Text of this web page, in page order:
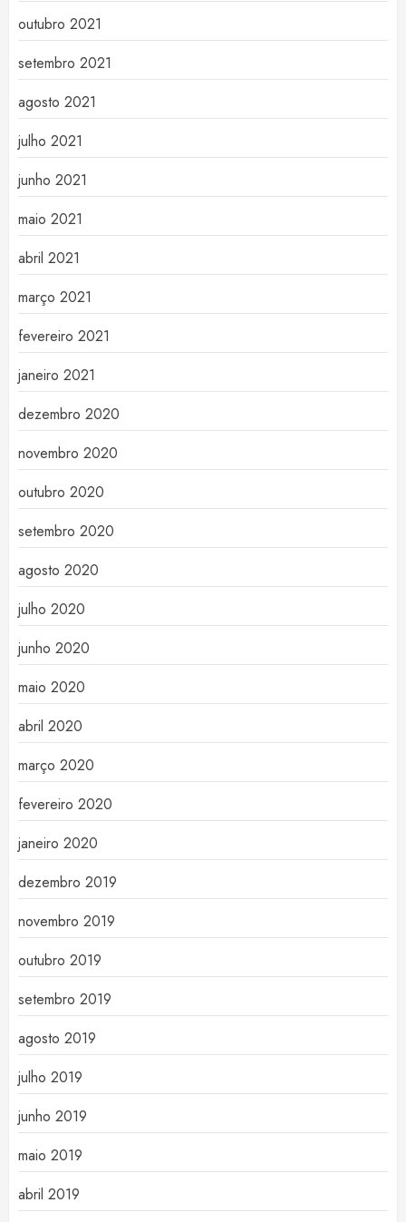
outubro 2021
setembro 2021
agosto 2021
julho 2021
junho 2021
maio 2021
abril 2021
março 2021
fevereiro 2021
janeiro 2021
dezembro 2020
novembro 2020
outubro 2020
setembro 2020
agosto 2020
julho 2020
junho 2020
maio 2020
abril 2020
março 2020
fevereiro 2020
janeiro 2020
dezembro 2019
novembro 2019
outubro 2019
setembro 2019
agosto 2019
julho 2019
junho 2019
maio 2019
abril 2019